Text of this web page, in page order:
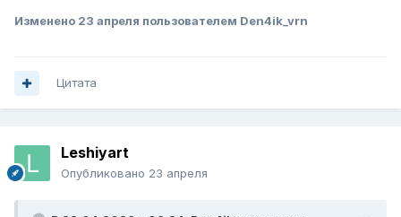
Изменено 23 апреля пользователем Den4ik_vrn
Цитата
Leshiyart
Опубликовано 23 апреля